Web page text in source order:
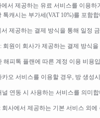
에서 제공하는 유료 서비스를 이용
톡캐시는 부가세(VAT 10%)를 포함
서 제공하는 결제 방식을 통해 일정
회원이 회사가 제공하는 결제 방식
해피톡 플랜에 따른 계정 이용 비용
카오 서비스를 이용할 경우, 방 생성
널 연동 시 사용하는 서비스를 의미
회사에서 제공하는 기본 서비스 외